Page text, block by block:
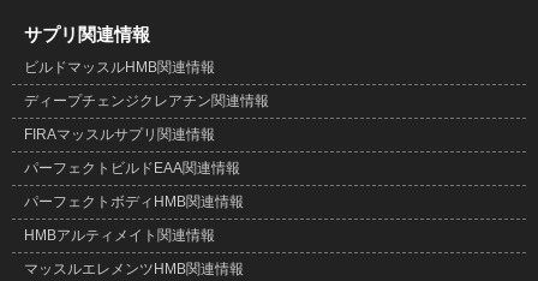
サプリ関連情報
ビルドマッスルHMB関連情報
ディープチェンジクレアチン関連情報
FIRAマッスルサプリ関連情報
パーフェクトビルドEAA関連情報
パーフェクトボディHMB関連情報
HMBアルティメイト関連情報
マッスルエレメンツHMB関連情報